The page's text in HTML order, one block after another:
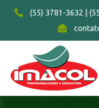
(55) 3781-3632 |